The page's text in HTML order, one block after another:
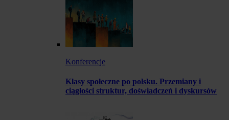
Konferencje
Klasy społeczne po polsku. Przemiany i
ciągłości struktur, doświadczeń i dyskursów